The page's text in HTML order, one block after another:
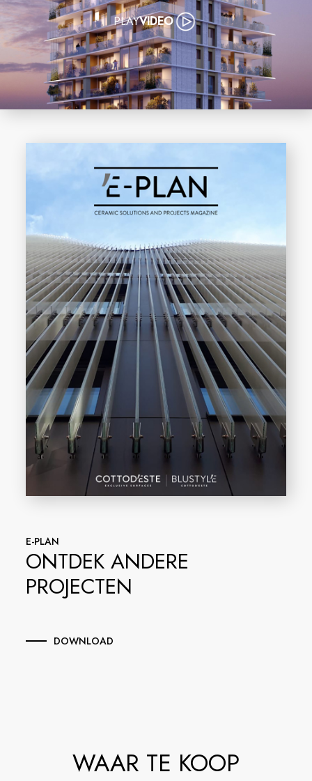
PLAYVIDEO
E-PLAN
ONTDEK ANDERE
PROJECTEN
DOWNLOAD
WAAR TE KOOP